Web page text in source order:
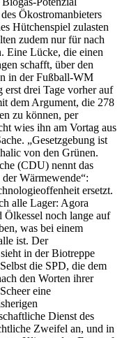
Ökostromanbieters
Hütchenspiel zulasten
zudem nur für nach
Eine Lücke, die einen
schafft, über den
in der Fußball-WM
drei Tage vorher auf
dem Argument, die 278
zu können, per
wies ihn am Vortag aus
„Gesetzgebung ist
von den Grünen.
(CDU) nennt das
Wärmewende“:
ersetzt.
alle Lager: Agora
Ölkessel noch lange auf
was bei einem
ist. Der
in der Biotreppe
die SPD, die dem
den Worten ihrer
eine
Dienst des
Zweifel an, und in